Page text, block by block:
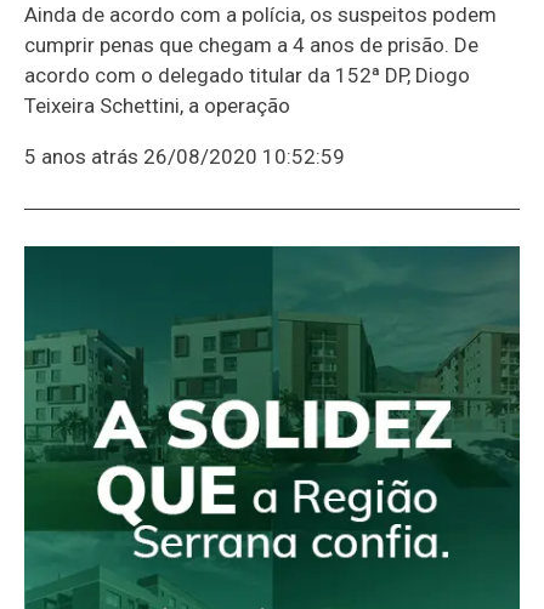
Ainda de acordo com a polícia, os suspeitos podem
cumprir penas que chegam a 4 anos de prisão. De
acordo com o delegado titular da 152ª DP, Diogo
Teixeira Schettini, a operação
5 anos atrás 26/08/2020 10:52:59